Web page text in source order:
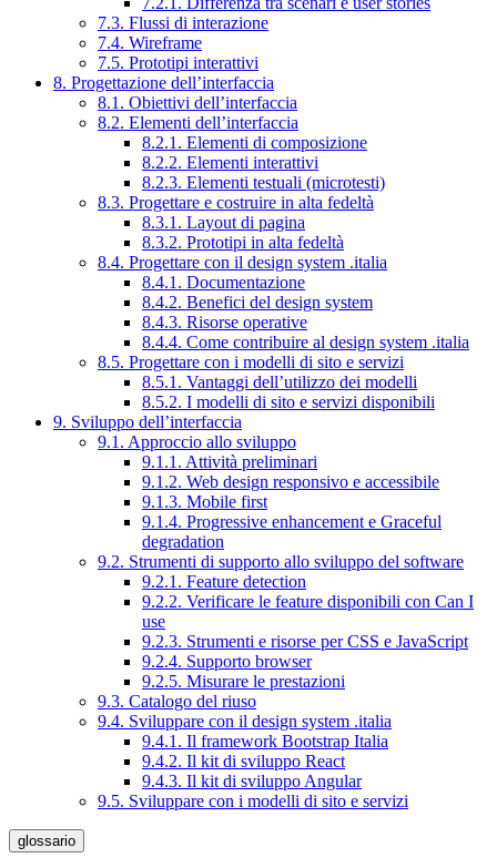
7.3. Flussi di interazione
7.4. Wireframe
7.5. Prototipi interattivi
8. Progettazione dell’interfaccia
8.1. Obiettivi dell’interfaccia
8.2. Elementi dell’interfaccia
8.2.1. Elementi di composizione
8.2.2. Elementi interattivi
8.2.3. Elementi testuali (microtesti)
8.3. Progettare e costruire in alta fedeltà
8.3.1. Layout di pagina
8.3.2. Prototipi in alta fedeltà
8.4. Progettare con il design system .italia
8.4.1. Documentazione
8.4.2. Benefici del design system
8.4.3. Risorse operative
8.4.4. Come contribuire al design system .italia
8.5. Progettare con i modelli di sito e servizi
8.5.1. Vantaggi dell’utilizzo dei modelli
8.5.2. I modelli di sito e servizi disponibili
9. Sviluppo dell’interfaccia
9.1. Approccio allo sviluppo
9.1.1. Attività preliminari
9.1.2. Web design responsivo e accessibile
9.1.3. Mobile first
9.1.4. Progressive enhancement e Graceful
degradation
9.2. Strumenti di supporto allo sviluppo del software
9.2.1. Feature detection
9.2.2. Verificare le feature disponibili con Can I
use
9.2.3. Strumenti e risorse per CSS e JavaScript
9.2.4. Supporto browser
9.2.5. Misurare le prestazioni
9.3. Catalogo del riuso
9.4. Sviluppare con il design system .italia
9.4.1. Il framework Bootstrap Italia
9.4.2. Il kit di sviluppo React
9.4.3. Il kit di sviluppo Angular
9.5. Sviluppare con i modelli di sito e servizi
glossario